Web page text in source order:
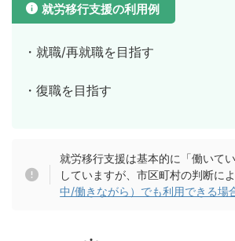
就労移行支援の利用例
・就職/再就職を目指す
・復職を目指す
就労移行支援は基本的に「働いて
していますが、市区町村の判断に
中/働きながら）でも利用できる場